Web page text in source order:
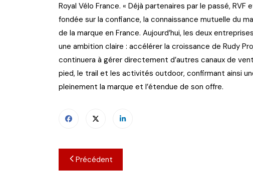
Royal Vélo France. « Déjà partenaires par le passé,
fondée sur la confiance, la connaissance mutuelle du
de la marque en France. Aujourd’hui, les deux
une ambition claire : accélérer la croissance de Rudy
continuera à gérer directement d’autres canaux de
pied, le trail et les activités outdoor, confirmant ainsi
pleinement la marque et l’étendue de son offre.
Navigation
de
Précédent